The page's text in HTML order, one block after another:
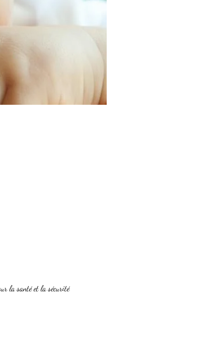
la santé et la sécurité